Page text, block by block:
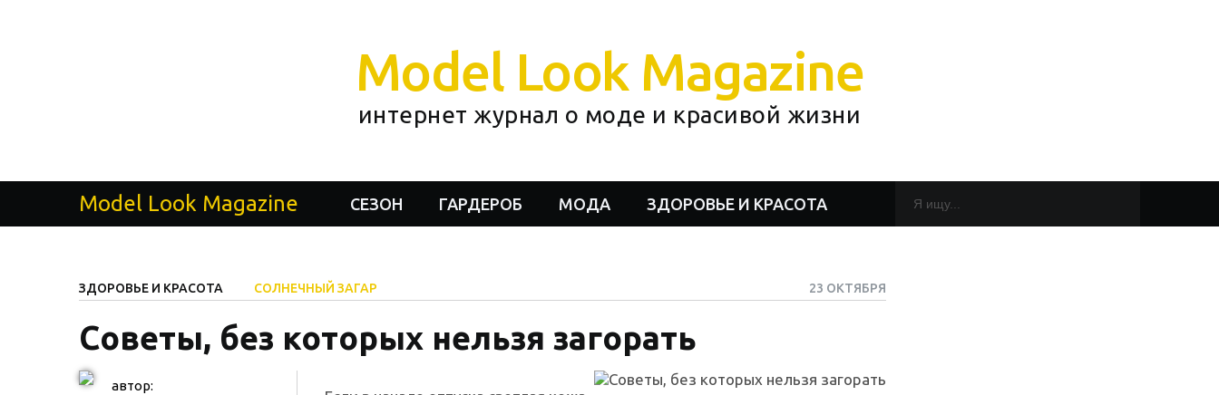
Model Look Magazine
интернет журнал о моде и красивой жизни
Model Look Magazine СЕЗОН ГАРДЕРОБ МОДА ЗДОРОВЬЕ И КРАСОТА
ЗДОРОВЬЕ И КРАСОТА СОЛНЕЧНЫЙ ЗАГАР 23 ОКТЯБРЯ
Советы, без которых нельзя загорать
автор: